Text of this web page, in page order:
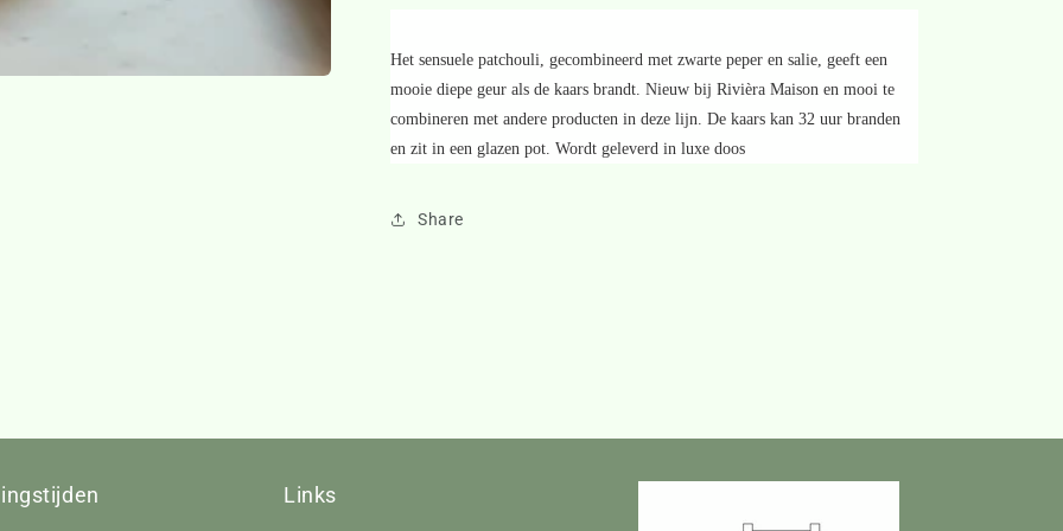
Het sensuele patchouli, gecombineerd met zwarte peper en salie, geeft een
mooie diepe geur als de kaars brandt. Nieuw bij Rivièra Maison en mooi te
combineren met andere producten in deze lijn. De kaars kan 32 uur branden
en zit in een glazen pot. Wordt geleverd in luxe doos
Share
Links